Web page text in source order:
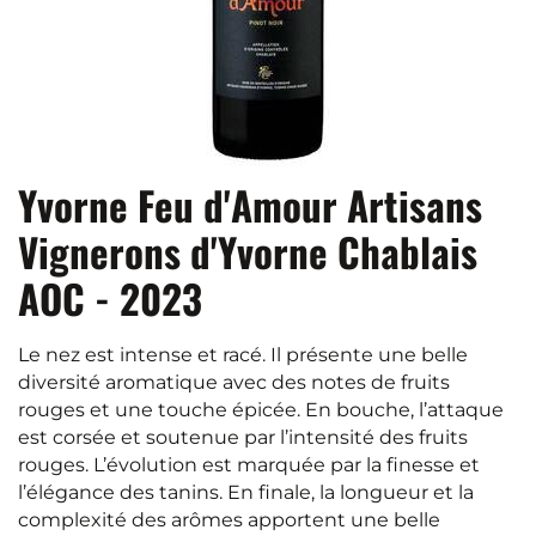
Yvorne Feu d'Amour Artisans
Vignerons d'Yvorne Chablais
AOC - 2023
Le nez est intense et racé. Il présente une belle
diversité aromatique avec des notes de fruits
rouges et une touche épicée. En bouche, l’attaque
est corsée et soutenue par l’intensité des fruits
rouges. L’évolution est marquée par la finesse et
l’élégance des tanins. En finale, la longueur et la
complexité des arômes apportent une belle